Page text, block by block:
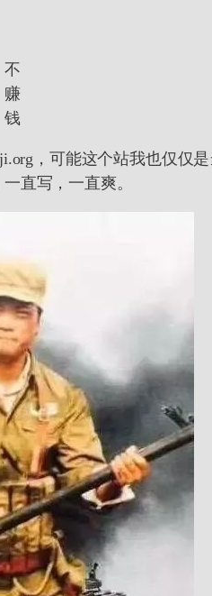
不
赚
钱
，可能这个站我也仅仅
直写，一直爽。